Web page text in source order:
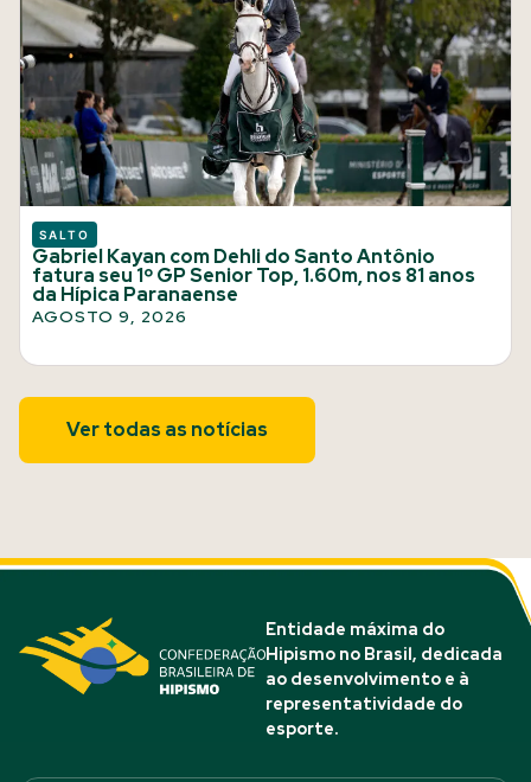
SALTO
Gabriel Kayan com Dehli do Santo Antônio
fatura seu 1º GP Senior Top, 1.60m, nos 81 anos
da Hípica Paranaense
AGOSTO 9, 2026
Ver todas as notícias
Entidade máxima do
Hipismo no Brasil, dedicada
ao desenvolvimento e à
representatividade do
esporte.